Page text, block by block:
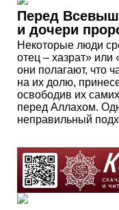
Перед
и дочери
Некоторые люди
отец – хазрат»
они полагают, что
на их долю,
освободив их
перед Аллахом.
неправильный